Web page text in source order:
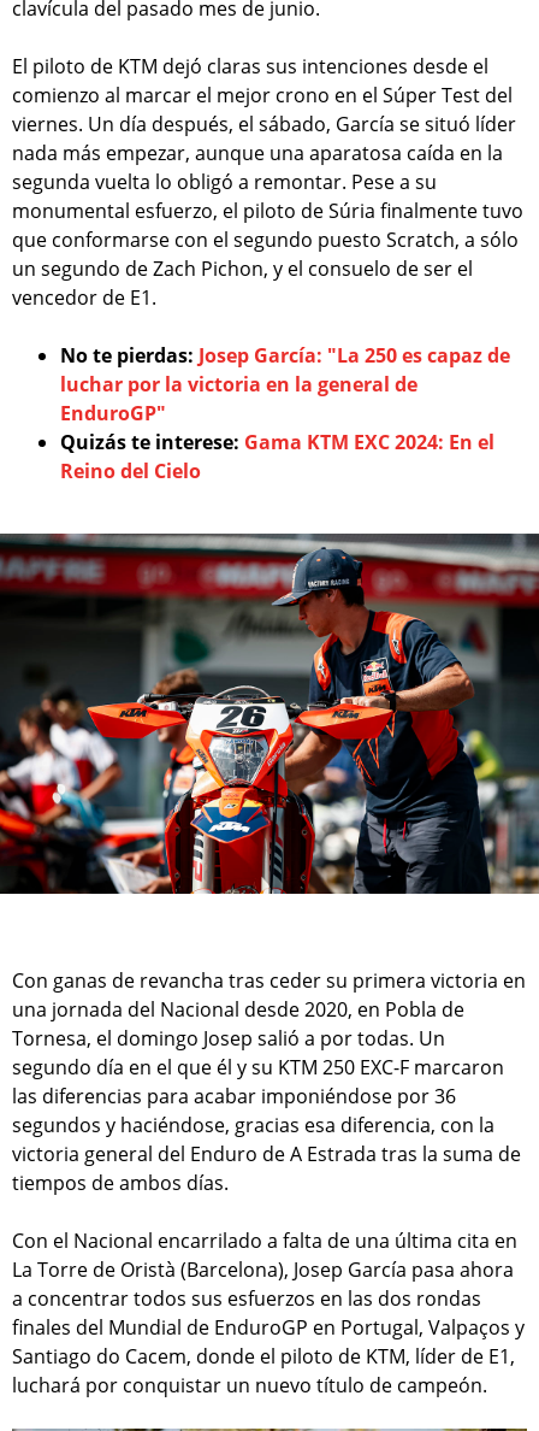
clavícula del pasado mes de junio.
El piloto de KTM dejó claras sus intenciones desde el
comienzo al marcar el mejor crono en el Súper Test del
viernes. Un día después, el sábado, García se situó líder
nada más empezar, aunque una aparatosa caída en la
segunda vuelta lo obligó a remontar. Pese a su
monumental esfuerzo, el piloto de Súria finalmente tuvo
que conformarse con el segundo puesto Scratch, a sólo
un segundo de Zach Pichon, y el consuelo de ser el
vencedor de E1.
No te pierdas: Josep García: "La 250 es capaz de
luchar por la victoria en la general de
EnduroGP"
Quizás te interese: Gama KTM EXC 2024: En el
Reino del Cielo
Con ganas de revancha tras ceder su primera victoria en
una jornada del Nacional desde 2020, en Pobla de
Tornesa, el domingo Josep salió a por todas. Un
segundo día en el que él y su KTM 250 EXC-F marcaron
las diferencias para acabar imponiéndose por 36
segundos y haciéndose, gracias esa diferencia, con la
victoria general del Enduro de A Estrada tras la suma de
tiempos de ambos días.
Con el Nacional encarrilado a falta de una última cita en
La Torre de Oristà (Barcelona), Josep García pasa ahora
a concentrar todos sus esfuerzos en las dos rondas
finales del Mundial de EnduroGP en Portugal, Valpaços y
Santiago do Cacem, donde el piloto de KTM, líder de E1,
luchará por conquistar un nuevo título de campeón.